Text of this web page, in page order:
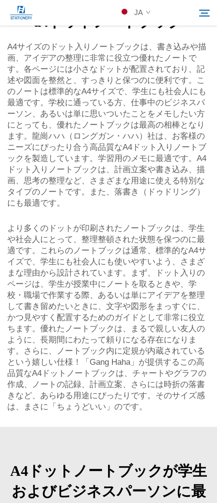
JA
製品
会社概要
カスタムソリューション
リソース
Kontakuto Us
検索
a4ドットノートブック
A4サイズのドット入りノートブックは、書き込みや描
画、アイデアの整理に非常に役立つ優れたノートで
す。各ページには小さなドットが配置されており、記
述や図面を整然と、すっきりと保つのに便利です。こ
のノートは標準的なA4サイズで、学生にも社会人にも
最適です。学校に通っている方、仕事中のビジネスパ
ーソン、あるいは単に思いついたことをメモしたい方
にとっても、優れたノートブックは最高の相棒となり
ます。龍崗ハハ（ロングガン・ハハ）社は、お客様の
ニーズにぴったり合う高品質なA4ドット入りノートブ
ックを製造しています。学習用のメモに最適です。A4
ドット入りノートブックは、計画立案や書き込み、描
画、思考の整理など、さまざまな用途に使える特別な
タイプのノートです。また、落書き（ドゥドリング）
にも最適です。
より多くのドットが印刷されたノートブックは、学生
や社会人にとって、整理整頓された状態を保つのに最
適です。これらのノートブックは通常、標準的なA4サ
イズで、学生にも社会人にも使いやすいよう、さまざ
まな理由から設計されています。まず、ドット入りの
ページは、学生が授業中にノートを取るときや、学
校・職場で作業する際、あるいは単にアイデアを整理
して書き留めたいときに、文字や図形をまっすぐに、
かつ見やすく配置するためのガイドとして非常に役立
ちます。優れたノートブックは、まるで親しい友人の
ように、長期間にわたって頼りになる存在になりま
す。さらに、ノートブック内に定規が内蔵されている
という嬉しい仕様！「Gang Haha」が提供するこの高
品質なA4ドットノートブックは、チャートやグラフの
作成、ノートの記録、計画立案、さらには時折の落書
きなど、あらゆる用途にぴったりです。そのサイズ感
は、まさに「ちょうどいい」のです。
A4ドットノートブックが学生
およびビジネスパーソンに最